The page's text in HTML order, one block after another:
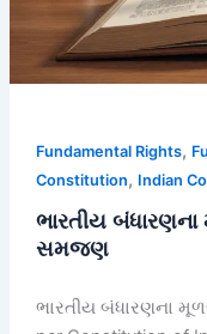
Fundamental Rights,
Constitution, Indian
ભારતીય
સમજણ
ભારતીય બંધારણના